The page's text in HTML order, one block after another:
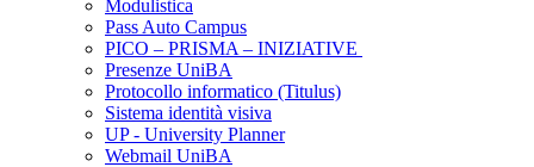
Modulistica
Pass Auto Campus
PICO – PRISMA – INIZIATIVE
Presenze UniBA
Protocollo informatico (Titulus)
Sistema identità visiva
UP - University Planner
Webmail UniBA